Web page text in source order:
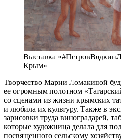
Выставка
Крым»
Творчество Марии Ломакиной
ее огромным полотном
со сценами из жизни крымских
и любила их культуру. Также в
зарисовки труда виноградарей,
которые художница делала для
посвященного сельскому